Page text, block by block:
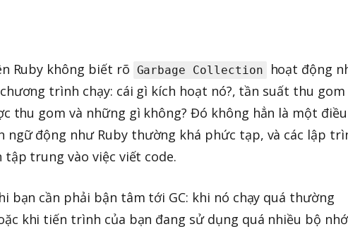
Ruby không biết rõ Garbage Collection
hoạt động
trình chạy: cái gì kích hoạt nó?, tần suất thu gom
thu gom và những gì không? Đó không hẳn là một điều
ngữ động như Ruby thường khá phức tạp, và các lập
trung vào việc viết code.
bạn cần phải bận tâm tới GC: khi nó chạy quá thường
khi tiến trình của bạn đang sử dụng quá nhiều bộ nhớ